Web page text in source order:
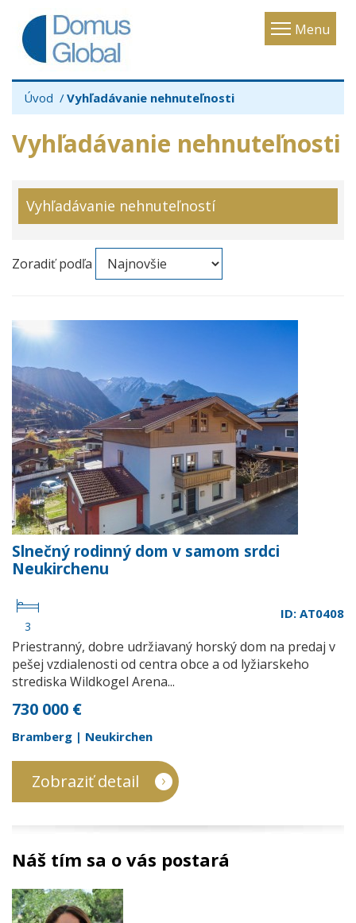
Menu
Toggle
Úvod Vyhľadávanie nehnuteľnosti
Vyhľadávanie nehnuteľnosti
Vyhľadávanie nehnuteľností
Zoradiť podľa
Slnečný rodinný dom v samom srdci
Neukirchenu
3
ID: AT0408
Priestranný, dobre udržiavaný horský dom na predaj v
pešej vzdialenosti od centra obce a od lyžiarskeho
strediska Wildkogel Arena...
730 000 €
Bramberg | Neukirchen
Zobraziť detail
Náš tím sa o vás postará